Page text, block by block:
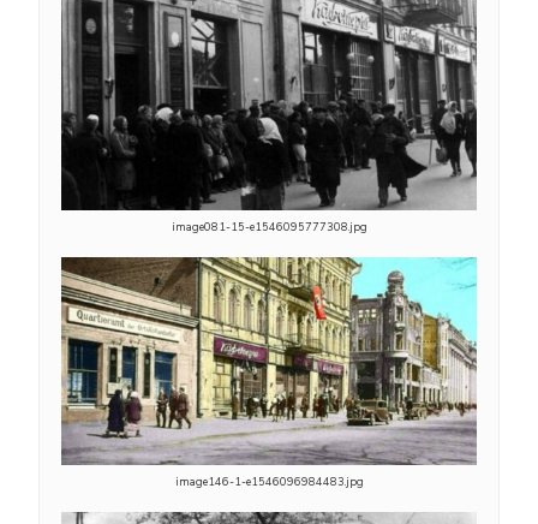
image081-15-e1546095777308.jpg
image146-1-e1546096984483.jpg